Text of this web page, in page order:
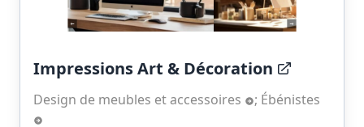
Impressions Art & Décoration
Design de meubles et accessoires ; Ébénistes